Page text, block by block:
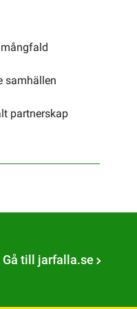
samhällen
partnerskap
Gå till jarfalla.se